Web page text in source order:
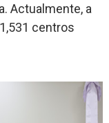
Actualmente, a
centros